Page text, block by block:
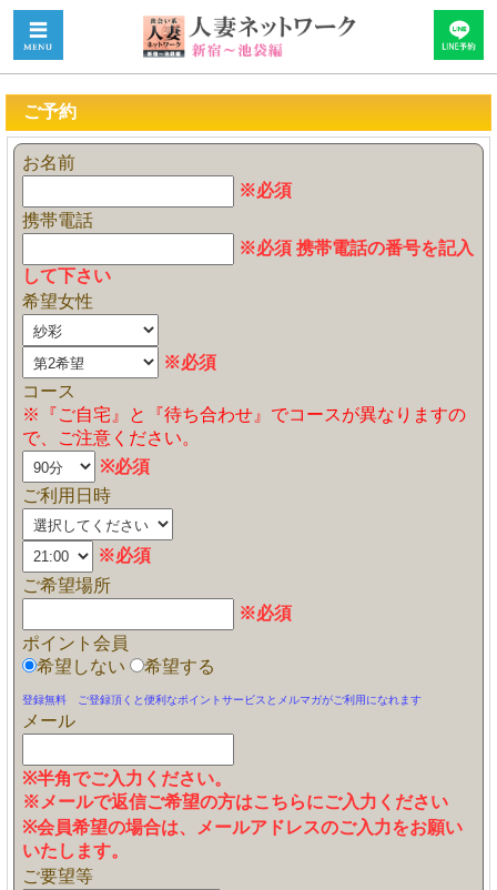
ご予約
お名前
※必須
携帯電話
※必須 携帯電話の番号を記入
して下さい
希望女性
※必須
コース
※『ご自宅』と『待ち合わせ』でコースが異なりますの
で、ご注意ください。
※必須
ご利用日時
※必須
ご希望場所
※必須
ポイント会員
希望しない
希望する
登録無料 ご登録頂くと便利なポイントサービスとメルマガがご利用になれます
メール
※半角でご入力ください。
※メールで返信ご希望の方はこちらにご入力ください
※会員希望の場合は、メールアドレスのご入力をお願い
いたします。
ご要望等